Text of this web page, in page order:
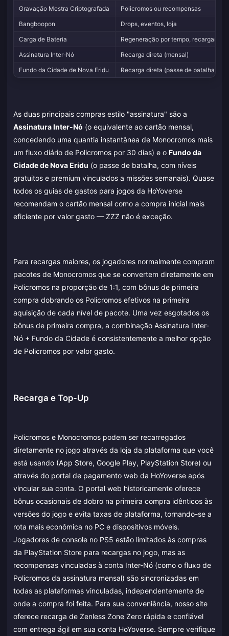
Gravação Mestra Criptografada
Policromos ou recompensas
Bangboopon
Drops, eventos, loja
Carga de Bateria
Regeneração por tempo, recargas
Assinatura Inter-Nó
Recarga direta (mensal)
Fundo da Cidade de Nova Eridu
Recarga direta (passe de batalha)
As duas principais compras estilo "assinatura" são a
Assinatura Inter-Nó (o equivalente ao cartão mensal,
concedendo uma quantia instantânea de Monocromos mais
um fluxo diário de Policromos por 30 dias) e o Fundo da
Cidade de Nova Eridu (o passe de batalha, com níveis
gratuitos e premium vinculados a missões semanais). Quase
todos os guias de gastos para jogos da HoYoverse
recomendam o cartão mensal como a compra inicial mais
eficiente por valor gasto — ZZZ não é exceção.
Para recargas maiores, os jogadores normalmente compram
pacotes de Monocromos que se convertem diretamente em
Policromos na proporção de 1:1, com bônus de primeira
compra dobrando os Policromos efetivos na primeira
aquisição de cada nível de pacote. Uma vez esgotados os
bônus de primeira compra, a combinação Assinatura Inter-
Nó + Fundo da Cidade é consistentemente a melhor opção
de Policromos por valor gasto.
Recarga e Top-Up
Policromos e Monocromos podem ser recarregados
diretamente no jogo através da loja da plataforma que você
está usando (App Store, Google Play, PlayStation Store) ou
através do portal de pagamento web da HoYoverse após
vincular sua conta. O portal web historicamente oferece
bônus ocasionais de dobro na primeira compra idênticos às
versões do jogo e evita taxas de plataforma, tornando-se a
rota mais econômica no PC e dispositivos móveis.
Jogadores de console no PS5 estão limitados às compras
da PlayStation Store para recargas no jogo, mas as
recompensas vinculadas à conta Inter-Nó (como o fluxo de
Policromos da assinatura mensal) são sincronizadas em
todas as plataformas vinculadas, independentemente de
onde a compra foi feita. Para sua conveniência, nosso site
oferece recarga de Zenless Zone Zero rápida e confiável
com entrega ágil em sua conta HoYoverse. Sempre verifique